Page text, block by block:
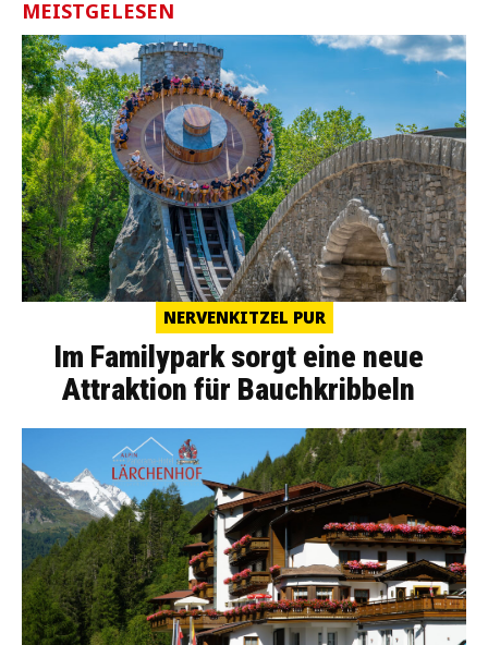
MEISTGELESEN
NERVENKITZEL PUR
Im Familypark sorgt eine neue
Attraktion für Bauchkribbeln